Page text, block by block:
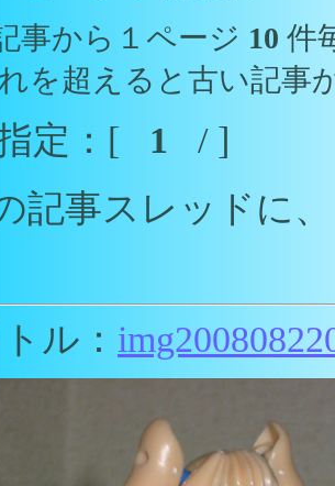
事から１ページ 10 件
を超えると古い記事
定：[ 1 / ]
記事スレッドに
ル：